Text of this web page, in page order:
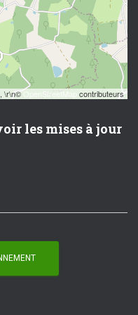
, \r\n©OpenStreetMap contributeurs
les mises à jour